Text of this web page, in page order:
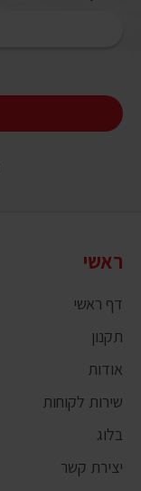
ראשי
דף ראשי
תקנון
אודות
שירות לקוחות
בלוג
יצירת קשר